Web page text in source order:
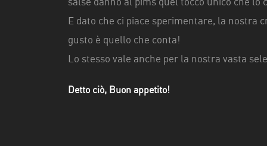
salse danno al pims quel tocco unico che lo
E dato che ci piace sperimentare, la
gusto è quello che conta!
Lo stesso vale anche per la nostra vasta
Detto ciò, Buon appetito!